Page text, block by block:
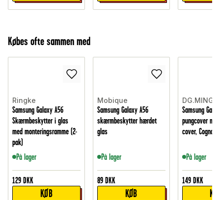
Købes ofte sammen med
Ringke
Samsung Galaxy A56
Skærmbeskytter i glas
med monteringsramme (2-
pak)
På lager
129 DKK
KØB
Mobique
Samsung Galaxy A56
skærmbeskytter hærdet
glas
På lager
89 DKK
KØB
DG.MING
Samsung
pungcover
cover, Cognac
På lager
149 DKK